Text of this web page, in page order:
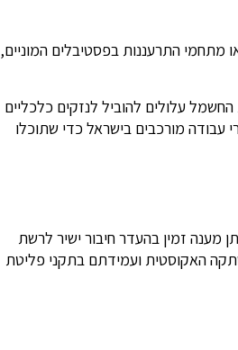
מתחמי התרעננות בפסטיבלים המוניים,
החשמל עלולים להוביל לנזקים כלכליים
עבודה מורכבים בישראל כדי שתוכלו
מענה זמין בהעדר חיבור ישיר לרשת
האקוסטית ועמידתם בתקני פליטת